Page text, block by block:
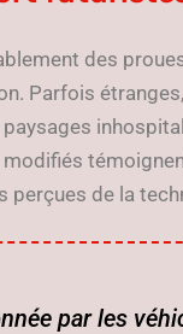
des
Parfois
de la
par les